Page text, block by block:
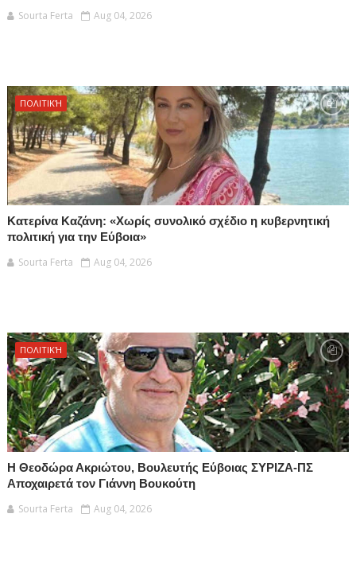
Sourta Ferta Aug 04, 2026
ΠΟΛΙΤΙΚΉ
Κατερίνα Καζάνη: «Χωρίς συνολικό σχέδιο η κυβερνητική
πολιτική για την Εύβοια»
Sourta Ferta
Aug 04, 2026
ΠΟΛΙΤΙΚΉ
Η Θεοδώρα Ακριώτου, Βουλευτής Εύβοιας ΣΥΡΙΖΑ-ΠΣ
Αποχαιρετά τον Γιάννη Βουκούτη
Sourta Ferta
Aug 04, 2026